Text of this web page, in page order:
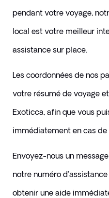
pendant votre voyage,
local est votre meilleur
assistance sur place.
Les coordonnées de nos
votre résumé de voyage
Exoticca, afin que vous
immédiatement en cas de
Envoyez-nous un
notre numéro
obtenir une aide